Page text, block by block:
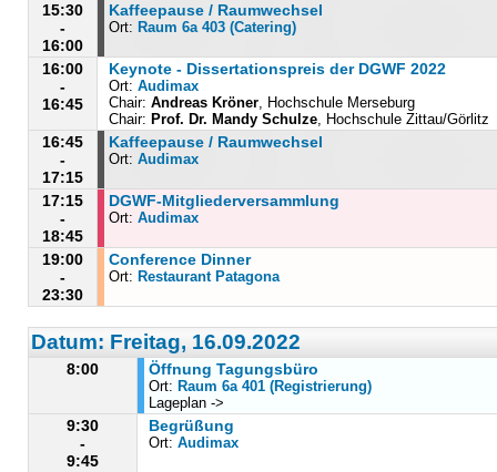
15:30
-
16:00
Kaffeepause / Raumwechsel
Ort: Raum 6a 403 (Catering)
16:00
-
16:45
Keynote - Dissertationspreis der DGWF 2022
Ort: Audimax
Chair: Andreas Kröner, Hochschule Merseburg
Chair: Prof. Dr. Mandy Schulze, Hochschule Zittau/Görlitz
16:45
-
17:15
Kaffeepause / Raumwechsel
Ort: Audimax
17:15
-
18:45
DGWF-Mitgliederversammlung
Ort: Audimax
19:00
-
23:30
Conference Dinner
Ort: Restaurant Patagona
Datum: Freitag, 16.09.2022
8:00 Öffnung Tagungsbüro
Ort: Raum 6a 401 (Registrierung)
Lageplan ->
9:30
-
9:45
Begrüßung
Ort: Audimax